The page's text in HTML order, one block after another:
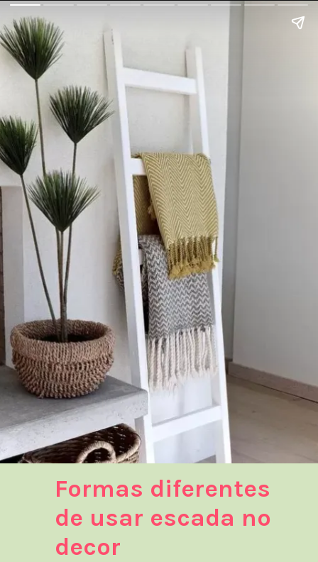
Formas diferentes
de usar escada no
decor